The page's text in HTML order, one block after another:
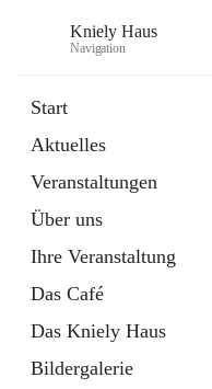
Kniely Haus
Navigation
Start
Aktuelles
Veranstaltungen
Über uns
Ihre Veranstaltung
Das Café
Das Kniely Haus
Bildergalerie
Externe Webseite
in
Tab
Ö-Ticket
Externe Webseite
öffnet
in
neuem
Tab